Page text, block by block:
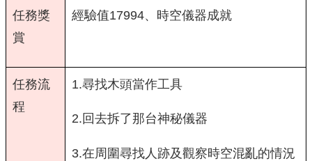
任務獎
賞
經驗值17994、時空儀器成就
任務流
程
1.尋找木頭當作工具
2.回去拆了那台神秘儀器
3.在周圍尋找人跡及觀察時空混亂的情況